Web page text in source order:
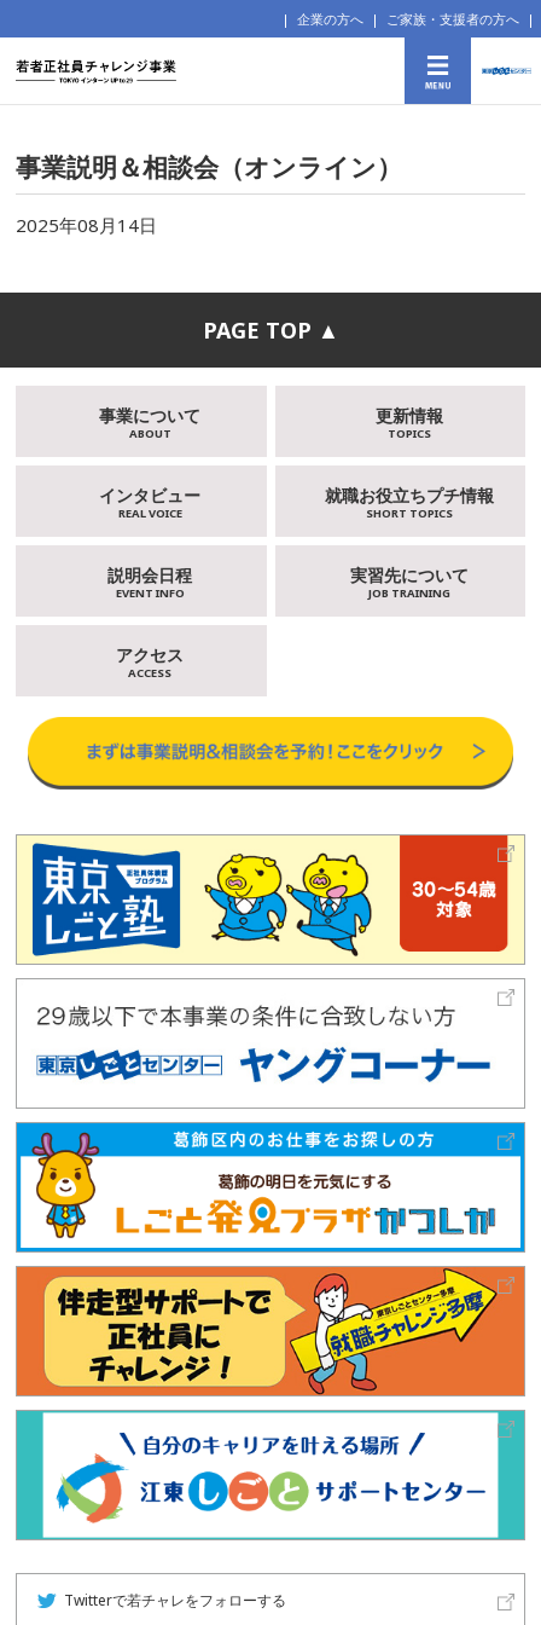
企業の方へ ご家族・支援者の方へ
事業説明＆相談会（オンライン）
2025年08月14日
PAGE TOP ▲
事業について
ABOUT
更新情報
TOPICS
インタビュー
REAL VOICE
就職お役立ちプチ情報
SHORT TOPICS
説明会日程
EVENT INFO
実習先について
JOB TRAINING
アクセス
ACCESS
Twitterで若チャレをフォローする